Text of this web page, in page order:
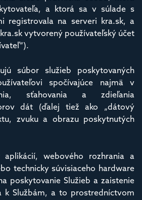
a ktorá sa v súlade s
registrovala na serveri kra.sk, a
vytvorený používateľský účet
súbor služieb poskytovaných
spočívajúce najmä v
sťahovania a zdieľania
dát (ďalej tiež ako „dátový
zvuku a obrazu poskytnutých
webového rozhrania a
technicky súvisiaceho hardware
poskytovanie Služieb a zaistenie
k Službám, a to prostredníctvom